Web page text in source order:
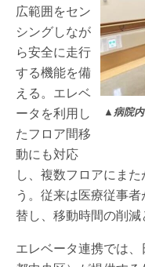
▲病院内
広範囲をセン
シングしなが
ら安全に走行
する機能を備
える。エレベ
ータを利用し
たフロア間移
動にも対応
し、複数フロアにま
う。従来は医療従事
替し、移動時間の削減
エレベータ連携では